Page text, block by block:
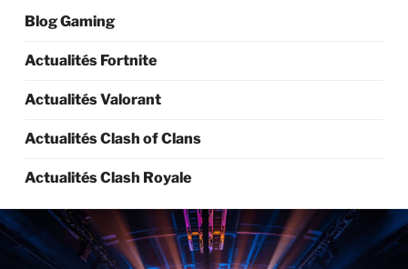
Blog Gaming
Actualités Fortnite
Actualités Valorant
Actualités Clash of Clans
Actualités Clash Royale